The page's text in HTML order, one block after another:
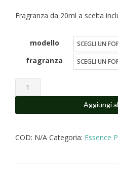
Fragranza da 20ml a scelta
modello
fragranza
Diffusore
ambiente
ad
inclusa
Aggiungi
COD: N/A Categoria: Essence